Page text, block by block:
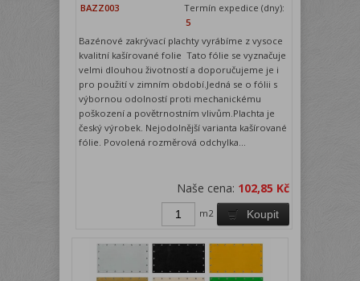
BAZZ003
Termín expedice (dny):
5
Bazénové zakrývací plachty vyrábíme z vysoce
kvalitní kašírované folie Tato fólie se vyznačuje
velmi dlouhou životností a doporučujeme je i
pro použití v zimním období.Jedná se o fólii s
výbornou odolností proti mechanickému
poškození a povětrnostním vlivům.Plachta je
český výrobek. Nejodolnější varianta kašírované
fólie. Povolená rozměrová odchylka...
Naše cena: 102,85 Kč
Koupit
m2